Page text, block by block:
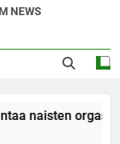
NEWS
naisten